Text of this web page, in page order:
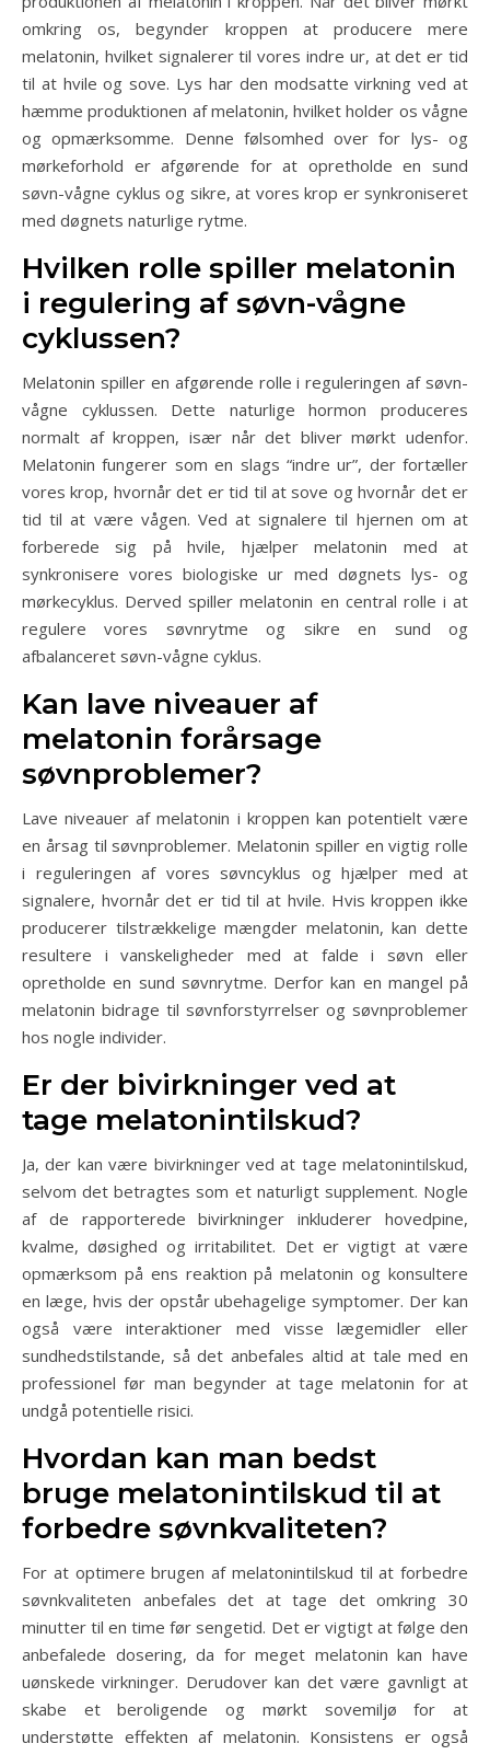
omkring os, begynder kroppen at producere mere
melatonin, hvilket signalerer til vores indre ur, at det er tid
til at hvile og sove. Lys har den modsatte virkning ved at
hæmme produktionen af melatonin, hvilket holder os vågne
og opmærksomme. Denne følsomhed over for lys- og
mørkeforhold er afgørende for at opretholde en sund
søvn-vågne cyklus og sikre, at vores krop er synkroniseret
med døgnets naturlige rytme.
Hvilken rolle spiller melatonin
i regulering af søvn-vågne
cyklussen?
Melatonin spiller en afgørende rolle i reguleringen af søvn-
vågne cyklussen. Dette naturlige hormon produceres
normalt af kroppen, især når det bliver mørkt udenfor.
Melatonin fungerer som en slags “indre ur”, der fortæller
vores krop, hvornår det er tid til at sove og hvornår det er
tid til at være vågen. Ved at signalere til hjernen om at
forberede sig på hvile, hjælper melatonin med at
synkronisere vores biologiske ur med døgnets lys- og
mørkecyklus. Derved spiller melatonin en central rolle i at
regulere vores søvnrytme og sikre en sund og
afbalanceret søvn-vågne cyklus.
Kan lave niveauer af
melatonin forårsage
søvnproblemer?
Lave niveauer af melatonin i kroppen kan potentielt være
en årsag til søvnproblemer. Melatonin spiller en vigtig rolle
i reguleringen af vores søvncyklus og hjælper med at
signalere, hvornår det er tid til at hvile. Hvis kroppen ikke
producerer tilstrækkelige mængder melatonin, kan dette
resultere i vanskeligheder med at falde i søvn eller
opretholde en sund søvnrytme. Derfor kan en mangel på
melatonin bidrage til søvnforstyrrelser og søvnproblemer
hos nogle individer.
Er der bivirkninger ved at
tage melatonintilskud?
Ja, der kan være bivirkninger ved at tage melatonintilskud,
selvom det betragtes som et naturligt supplement. Nogle
af de rapporterede bivirkninger inkluderer hovedpine,
kvalme, døsighed og irritabilitet. Det er vigtigt at være
opmærksom på ens reaktion på melatonin og konsultere
en læge, hvis der opstår ubehagelige symptomer. Der kan
også være interaktioner med visse lægemidler eller
sundhedstilstande, så det anbefales altid at tale med en
professionel før man begynder at tage melatonin for at
undgå potentielle risici.
Hvordan kan man bedst
bruge melatonintilskud til at
forbedre søvnkvaliteten?
For at optimere brugen af melatonintilskud til at forbedre
søvnkvaliteten anbefales det at tage det omkring 30
minutter til en time før sengetid. Det er vigtigt at følge den
anbefalede dosering, da for meget melatonin kan have
uønskede virkninger. Derudover kan det være gavnligt at
skabe et beroligende og mørkt sovemiljø for at
understøtte effekten af melatonin. Konsistens er også